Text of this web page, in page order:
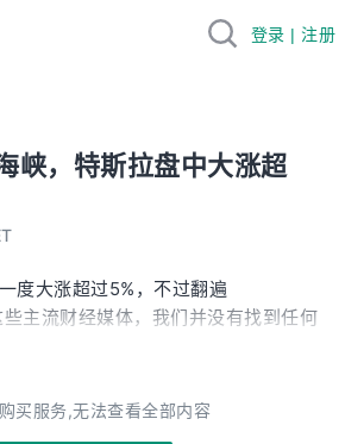
峡，特斯拉盘中大涨超
度大涨超过5%，不过翻遍
主流财经媒体，我们并没有找到任何
担忧大幅缓解，美债收益率也随之回
买服务,无法查看全部内容
登录 | 注册